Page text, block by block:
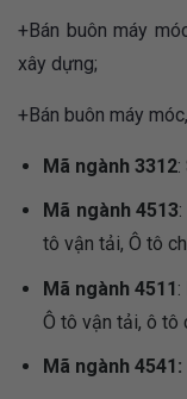
+Bán buôn máy
xây dựng;
+Bán buôn máy
Mã ngành 3312:
Mã ngành 4513
tô vận tải, Ô tô
Mã ngành 4511
Ô tô vận tải, ô tô
Mã ngành 4541: